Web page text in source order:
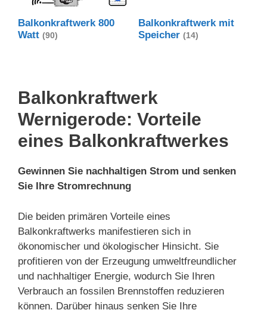
Balkonkraftwerk 800
Watt (90)
Balkonkraftwerk mit
Speicher (14)
Balkonkraftwerk
Wernigerode: Vorteile
eines Balkonkraftwerkes
Gewinnen Sie nachhaltigen Strom und senken
Sie Ihre Stromrechnung
Die beiden primären Vorteile eines
Balkonkraftwerks manifestieren sich in
ökonomischer und ökologischer Hinsicht. Sie
profitieren von der Erzeugung umweltfreundlicher
und nachhaltiger Energie, wodurch Sie Ihren
Verbrauch an fossilen Brennstoffen reduzieren
können. Darüber hinaus senken Sie Ihre